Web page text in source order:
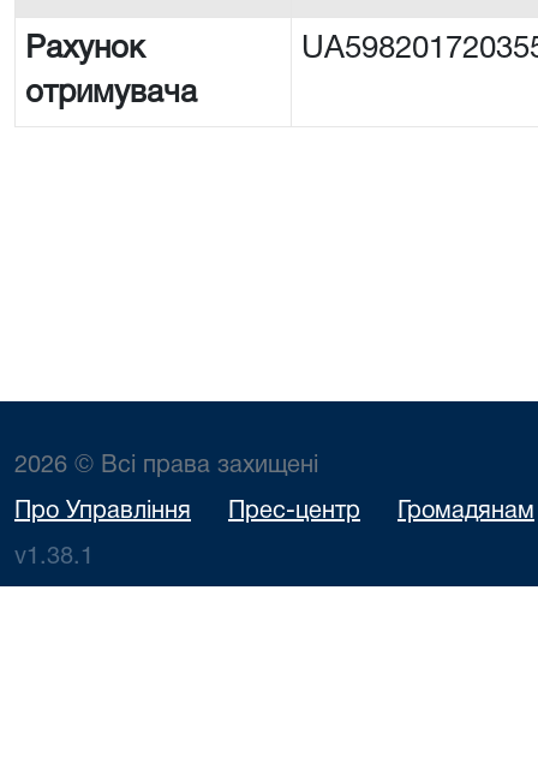
Рахунок
отримувача
2026 © Всі права захищені
Про Управління Прес-центр Громадянам
v1.38.1